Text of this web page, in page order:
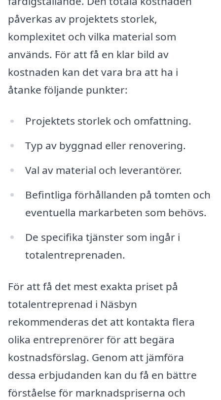
påverkas av projektets storlek,
komplexitet och vilka material som
används. För att få en klar bild av
kostnaden kan det vara bra att ha i
åtanke följande punkter:
Projektets storlek och omfattning.
Typ av byggnad eller renovering.
Val av material och leverantörer.
Befintliga förhållanden på tomten och
eventuella markarbeten som behövs.
De specifika tjänster som ingår i
totalentreprenaden.
För att få det mest exakta priset på
totalentreprenad i Näsbyn
rekommenderas det att kontakta flera
olika entreprenörer för att begära
kostnadsförslag. Genom att jämföra
dessa erbjudanden kan du få en bättre
förståelse för marknadspriserna och